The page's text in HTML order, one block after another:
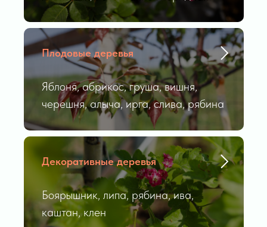
Плодовые деревья
Яблоня, абрикос, груша, вишня,
черешня, алыча, ирга, слива, рябина
Декоративные деревья
Боярышник, липа, рябина, ива,
каштан, клен